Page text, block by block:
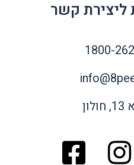
ליצירת קשר
1800-